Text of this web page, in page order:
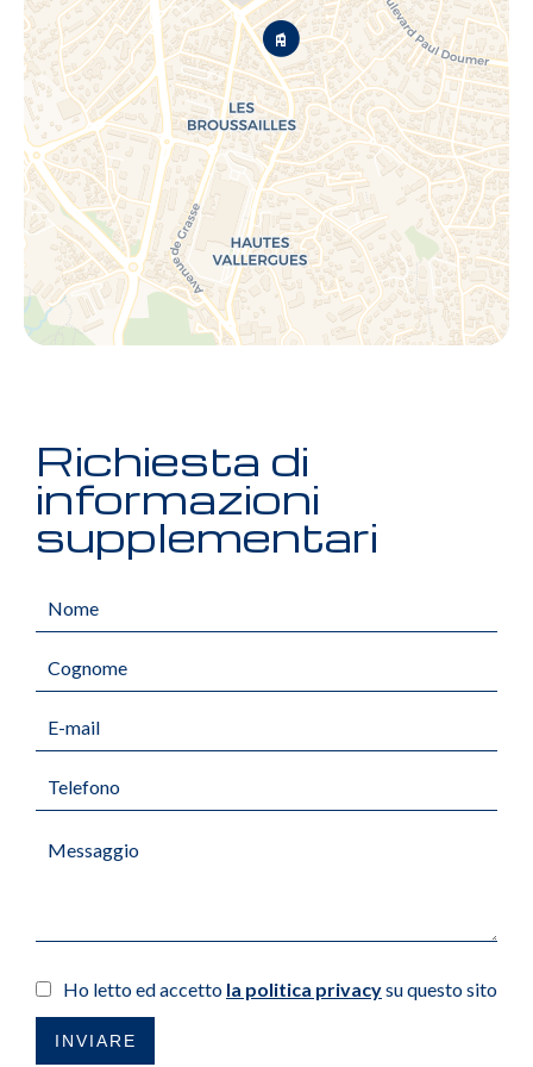
Richiesta di
informazioni
supplementari
Ho letto ed accetto la politica privacysu questo sito
INVIARE